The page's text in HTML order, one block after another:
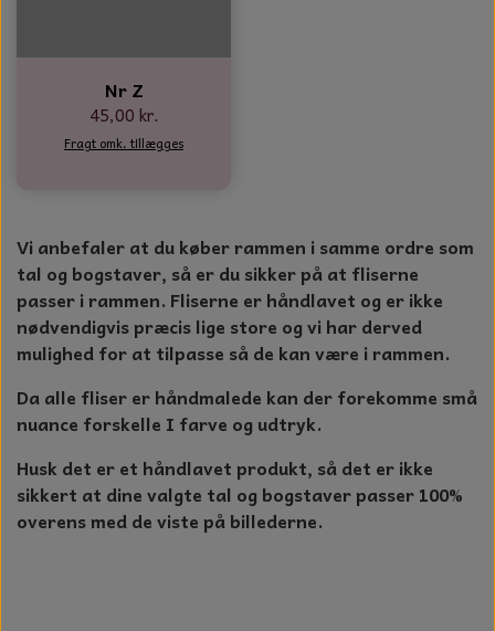
Nr Z
45,00 kr.
Fragt omk. tillægges
Vi anbefaler at du køber rammen i samme ordre som
tal og bogstaver, så er du sikker på at fliserne
passer i rammen. Fliserne er håndlavet og er ikke
nødvendigvis præcis lige store og vi har derved
mulighed for at tilpasse så de kan være i rammen.
Da alle fliser er håndmalede kan der forekomme små
nuance forskelle I farve og udtryk.
Husk det er et håndlavet produkt, så det er ikke
sikkert at dine valgte tal og bogstaver passer 100%
overens med de viste på billederne.